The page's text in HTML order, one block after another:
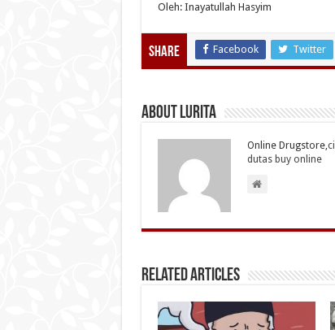
Oleh: Inayatullah Hasyim
Share Facebook Twitter
About Lurita
Online Drugstore,
dutas buy online
Related Articles